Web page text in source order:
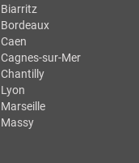
Biarritz
Bordeaux
Caen
Cagnes-sur-Mer
Chantilly
Lyon
Marseille
Massy